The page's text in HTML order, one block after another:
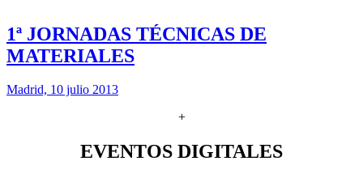
1ª JORNADAS TÉCNICAS DE
MATERIALES
Madrid, 10 julio 2013
+
EVENTOS DIGITALES